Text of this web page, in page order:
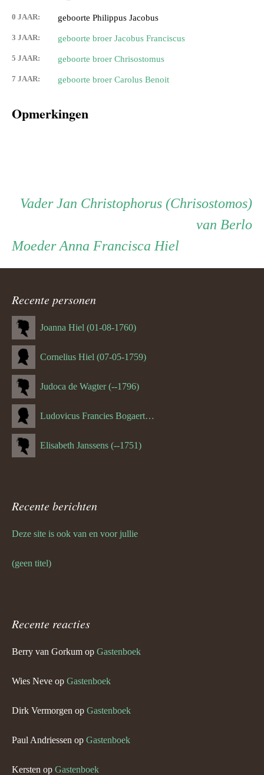
0 JAAR: geboorte Philippus Jacobus
3 JAAR: geboorte broer Jacobus Franciscus
5 JAAR: geboorte broer Chrisostomus
7 JAAR: geboorte broer Carolus Benoit
Opmerkingen
Persoon
ouder
VaderVader
Jan Christophorus (Chrisostomos)
van Berlo
Moeder Moeder
Anna Francisca Hiel
Recente personen
Joanna Hiel (01-08-1760)
Cornelius Hiel (07-05-1759)
Judoca de Wagter (--1796)
Ludovicus Francies Bogaert (--1825)
Elisabeth Janssens (--1751)
Recente berichten
Deze site is ook van en voor jullie
(geen titel)
Recente reacties
Berry van Gorkum op Gastenboek
Wies Neve op Gastenboek
Dirk Vermorgen op Gastenboek
Paul Andriessen op Gastenboek
Kersten op Gastenboek